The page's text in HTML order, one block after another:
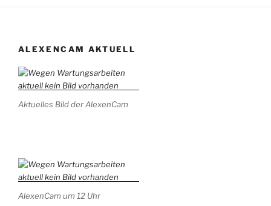
ALEXENCAM AKTUELL
Aktuelles Bild der AlexenCam
AlexenCam um 12 Uhr